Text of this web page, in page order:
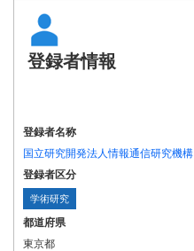
登録者情報
登録者名称
国立研究開発法人情報通信研究機構
登録者区分
学術研究
都道府県
東京都